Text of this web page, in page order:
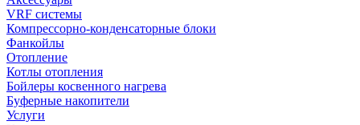
VRF системы
Компрессорно-конденсаторные блоки
Фанкойлы
Отопление
Котлы отопления
Бойлеры косвенного нагрева
Буферные накопители
Услуги